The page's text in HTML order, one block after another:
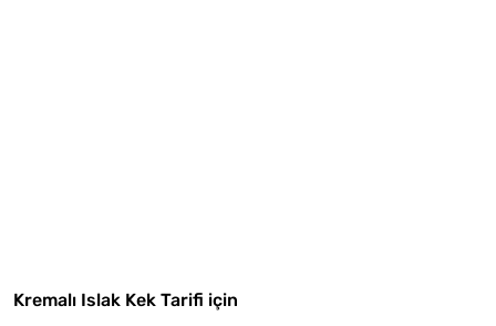
Kremalı Islak Kek Tarifi için